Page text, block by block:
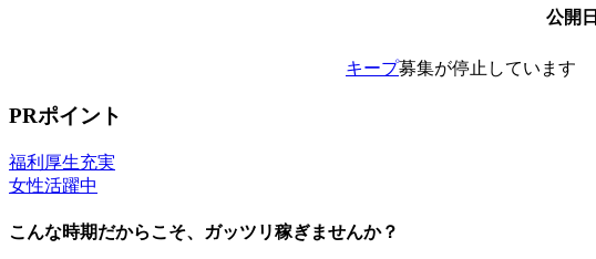
公開日
キープ募集が停止しています
PRポイント
福利厚生充実
女性活躍中
こんな時期だからこそ、ガッツリ稼ぎませんか？